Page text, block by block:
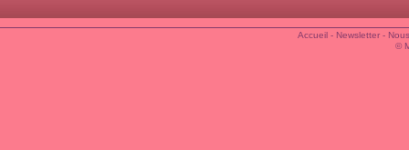
Accueil- Newsletter-
©